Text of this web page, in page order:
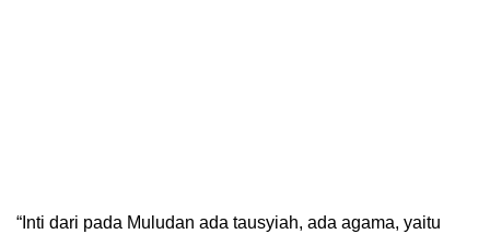
“Inti dari pada Muludan ada tausyiah, ada agama, yaitu